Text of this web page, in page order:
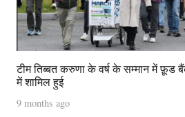
टीम तिब्बत करुणा के वर्ष के सम्मान में फ़ूड
में शामिल हुई
9 months ago